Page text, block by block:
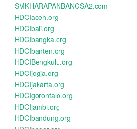
SMKHARAPANBANGSA2.com
HDCIaceh.org
HDCIbali.org
HDCIbangka.org
HDCIbanten.org
HDCIBengkulu.org
HDCIjogja.org
HDCIjakarta.org
HDCIgorontalo.org
HDCIjambi.org
HDCIbandung.org